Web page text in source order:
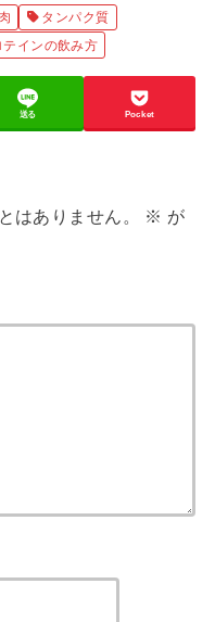
タンパク質
テインの飲み方
送る Pocket
はありません。 ※ が